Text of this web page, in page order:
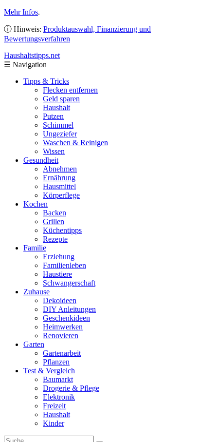
Mehr Infos.
ⓘ Hinweis: Produktauswahl, Finanzierung und
Bewertungsverfahren
Haushaltstipps.net
☰ Navigation
Tipps & Tricks
Flecken entfernen
Geld sparen
Haushalt
Putzen
Schimmel
Ungeziefer
Waschen & Reinigen
Wissen
Gesundheit
Abnehmen
Ernährung
Hausmittel
Körperflege
Kochen
Backen
Grillen
Küchentipps
Rezepte
Familie
Erziehung
Familienleben
Haustiere
Schwangerschaft
Zuhause
Dekoideen
DIY Anleitungen
Geschenkideen
Heimwerken
Renovieren
Garten
Gartenarbeit
Pflanzen
Test & Vergleich
Baumarkt
Drogerie & Pflege
Elektronik
Freizeit
Haushalt
Kinder